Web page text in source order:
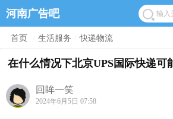
河南广告吧
首页 生活服务 快递物流
在什么情况下北京UPS国际快递可
回眸一笑
2024年6月5日 07:58